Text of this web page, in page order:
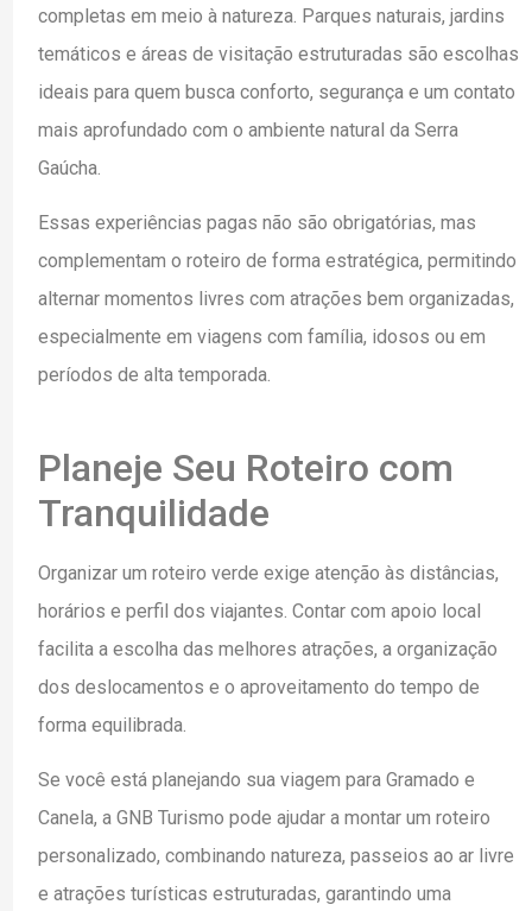
completas em meio à natureza. Parques naturais, jardins
temáticos e áreas de visitação estruturadas são escolhas
ideais para quem busca conforto, segurança e um contato
mais aprofundado com o ambiente natural da Serra
Gaúcha.
Essas experiências pagas não são obrigatórias, mas
complementam o roteiro de forma estratégica, permitindo
alternar momentos livres com atrações bem organizadas,
especialmente em viagens com família, idosos ou em
períodos de alta temporada.
Planeje Seu Roteiro com
Tranquilidade
Organizar um roteiro verde exige atenção às distâncias,
horários e perfil dos viajantes. Contar com apoio local
facilita a escolha das melhores atrações, a organização
dos deslocamentos e o aproveitamento do tempo de
forma equilibrada.
Se você está planejando sua viagem para Gramado e
Canela, a GNB Turismo pode ajudar a montar um roteiro
personalizado, combinando natureza, passeios ao ar livre
e atrações turísticas estruturadas, garantindo uma